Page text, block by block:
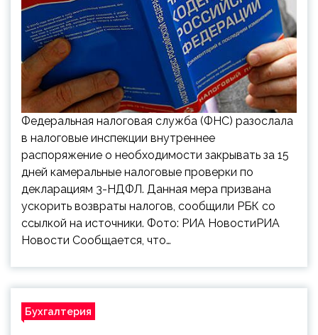
Федеральная налоговая служба (ФНС) разослала
в налоговые инспекции внутреннее
распоряжение о необходимости закрывать за 15
дней камеральные налоговые проверки по
декларациям 3-НДФЛ. Данная мера призвана
ускорить возвраты налогов, сообщили РБК со
ссылкой на источники. Фото: РИА НовостиРИА
Новости Сообщается, что…
Бухгалтерия